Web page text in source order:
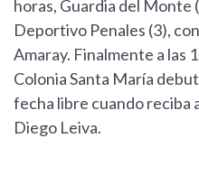
horas, Guardia del Monte
Deportivo Penales (3),
Amaray. Finalmente a las
Colonia Santa María
fecha libre cuando reciba
Diego Leiva.